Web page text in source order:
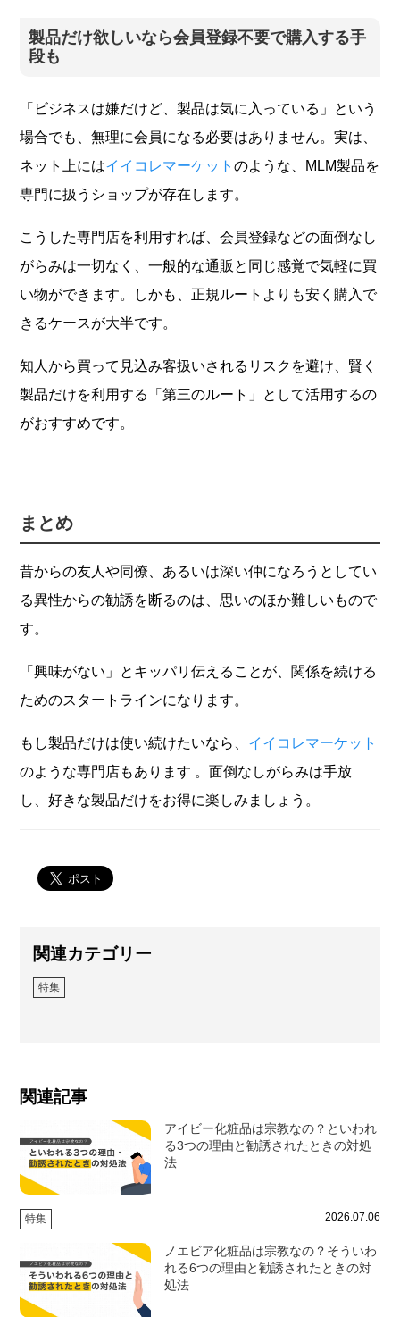
製品だけ欲しいなら会員登録不要で購入する手
段も
「ビジネスは嫌だけど、製品は気に入っている」という
場合でも、無理に会員になる必要はありません。実は、
ネット上にはイイコレマーケットのような、MLM製品を
専門に扱うショップが存在します。
こうした専門店を利用すれば、会員登録などの面倒なし
がらみは一切なく、一般的な通販と同じ感覚で気軽に買
い物ができます。しかも、正規ルートよりも安く購入で
きるケースが大半です。
知人から買って見込み客扱いされるリスクを避け、賢く
製品だけを利用する「第三のルート」として活用するの
がおすすめです。
まとめ
昔からの友人や同僚、あるいは深い仲になろうとしてい
る異性からの勧誘を断るのは、思いのほか難しいもので
す。
「興味がない」とキッパリ伝えることが、関係を続ける
ためのスタートラインになります。
もし製品だけは使い続けたいなら、 イイコレマーケット
のような専門店もあります 。面倒なしがらみは手放
し、好きな製品だけをお得に楽しみましょう。
関連カテゴリー
特集
関連記事
アイビー化粧品は宗教なの？といわれ
る3つの理由と勧誘されたときの対処
法
特集 2026.07.06
ノエビア化粧品は宗教なの？そういわ
れる6つの理由と勧誘されたときの対
処法